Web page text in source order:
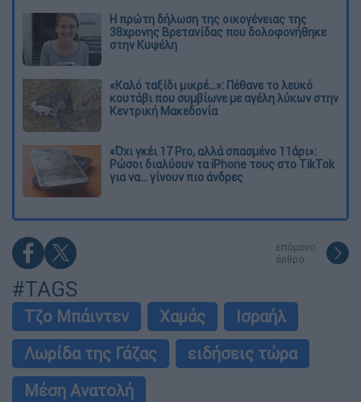
Η πρώτη δήλωση της οικογένειας της
38χρονης Βρετανίδας που δολοφονήθηκε
στην Κυψέλη
«Καλό ταξίδι μικρέ...»: Πέθανε το λευκό
κουτάβι που συμβίωνε με αγέλη λύκων στην
Κεντρική Μακεδονία
«Όχι γκέι 17 Pro, αλλά σπασμένο 11άρι»:
Ρώσοι διαλύουν τα iPhone τους στο TikTok
για να... γίνουν πιο άνδρες
επόμενο
άρθρο
#TAGS
Τζο Μπάιντεν Χαμάς
Ισραήλ
Λωρίδα της Γάζας
ειδήσεις τώρα
Μέση Ανατολή